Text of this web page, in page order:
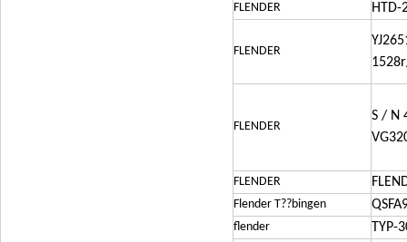
FLENDER HTD-
FLENDER
FLENDER
S / N
FLENDER
Flender T??bingen
flender TYP-